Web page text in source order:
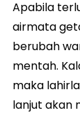
Apabila
airmata
berubah
mentah.
maka
lanjut akan